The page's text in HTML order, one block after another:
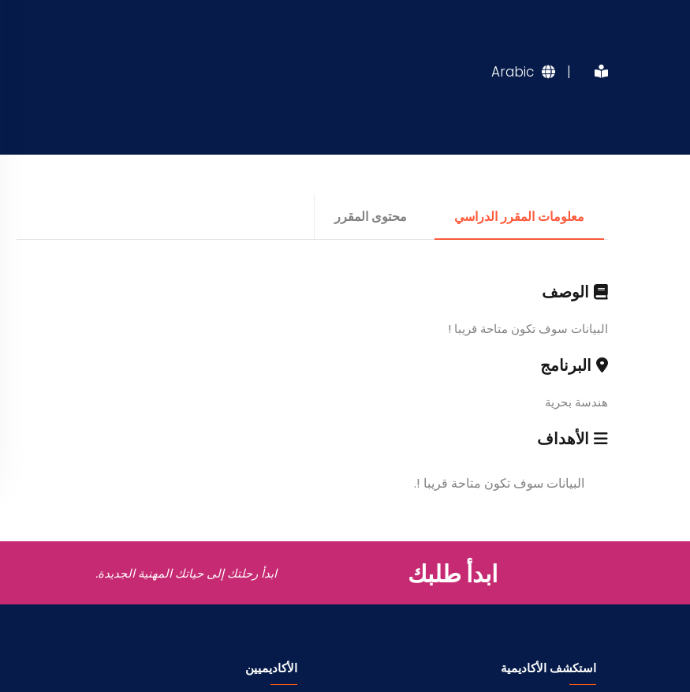
|
Arabic
معلومات المقرر الدراسي محتوى المقرر
الوصف
البيانات سوف تكون متاحة قريبا !
البرنامج
هندسة بحرية
الأهداف
البيانات سوف تكون متاحة قريبا !.
ابدأ طلبك ابدأ رحلتك إلى حياتك المهنية الجديدة.
استكشف الأكاديمية الأكاديميين